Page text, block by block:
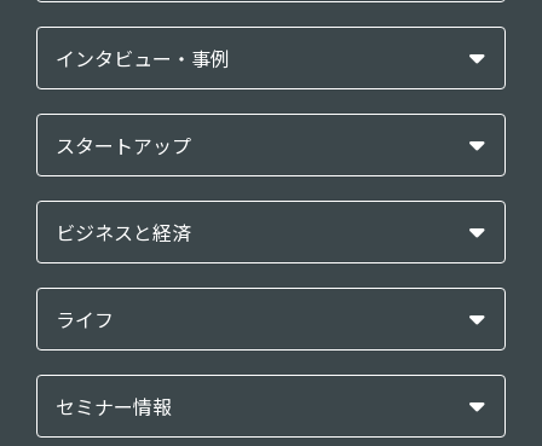
インタビュー・事例
スタートアップ
ビジネスと経済
ライフ
セミナー情報